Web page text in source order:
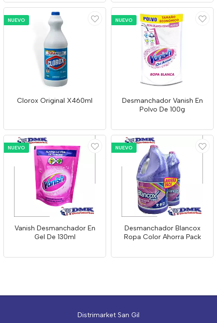
NUEVO
Clorox Original X460ml
NUEVO
Desmanchador Vanish En
Polvo De 100g
NUEVO
Vanish Desmanchador En
Gel De 130ml
NUEVO
Desmanchador Blancox
Ropa Color Ahorra Pack
Distrimarket San Gil